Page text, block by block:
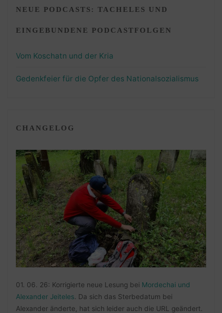
NEUE PODCASTS: TACHELES UND
EINGEBUNDENE PODCASTFOLGEN
Vom Koschatn und der Kria
Gedenkfeier für die Opfer des Nationalsozialismus
CHANGELOG
01. 06. 26: Korrigierte neue Lesung bei Mordechai und
Alexander Jeiteles . Da sich das Sterbedatum bei
Alexander änderte, hat sich leider auch die URL geändert.